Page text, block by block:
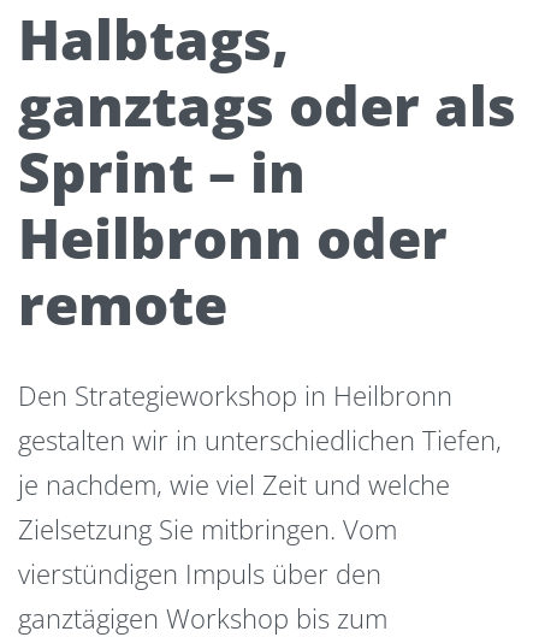
Halbtags,
ganztags oder als
Sprint – in
Heilbronn oder
remote
Den Strategieworkshop in Heilbronn
gestalten wir in unterschiedlichen Tiefen,
je nachdem, wie viel Zeit und welche
Zielsetzung Sie mitbringen. Vom
vierstündigen Impuls über den
ganztägigen Workshop bis zum